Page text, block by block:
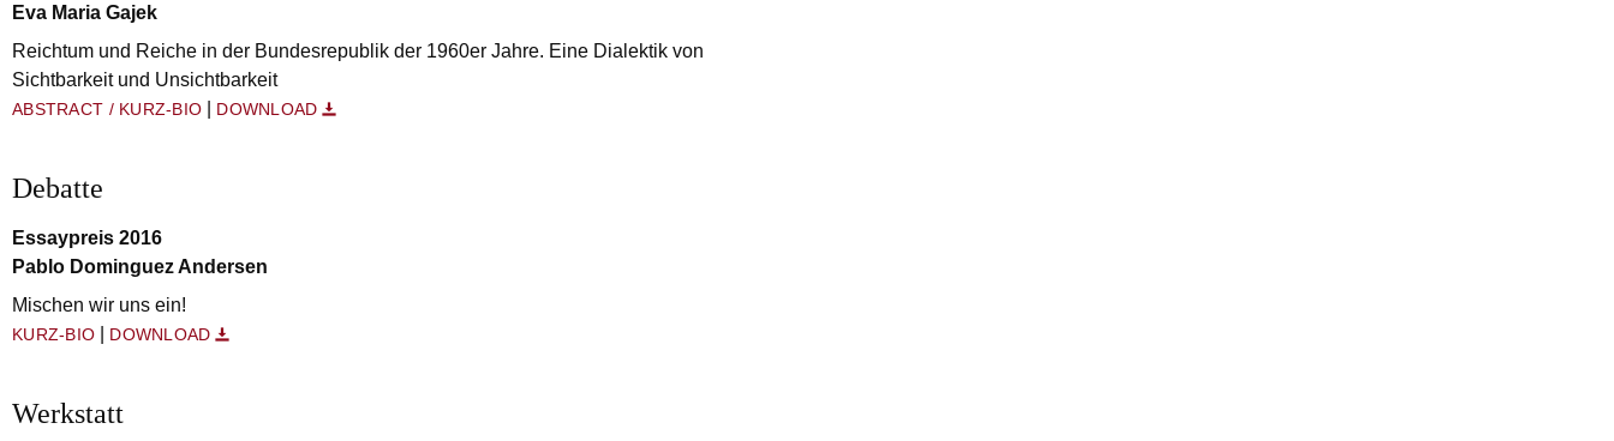
Eva Maria Gajek
Reichtum und Reiche in der Bundesrepublik der 1960er Jahre. Eine Dialektik von
Sichtbarkeit und Unsichtbarkeit
ABSTRACT / KURZ-BIO DOWNLOAD
Debatte
Essaypreis 2016
Pablo Dominguez Andersen
Mischen wir uns ein!
KURZ-BIO DOWNLOAD
Werkstatt